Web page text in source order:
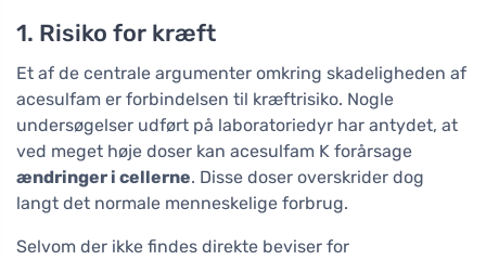
1. Risiko for kræft
Et af de centrale argumenter omkring skadeligheden af
acesulfam er forbindelsen til kræftrisiko. Nogle
undersøgelser udført på laboratoriedyr har antydet, at
ved meget høje doser kan acesulfam K forårsage
ændringer i cellerne. Disse doser overskrider dog
langt det normale menneskelige forbrug.
Selvom der ikke findes direkte beviser for